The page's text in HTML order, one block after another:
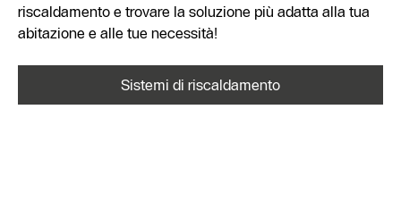
riscaldamento e trovare la soluzione più adatta alla tua
abitazione e alle tue necessità!
Sistemi di riscaldamento